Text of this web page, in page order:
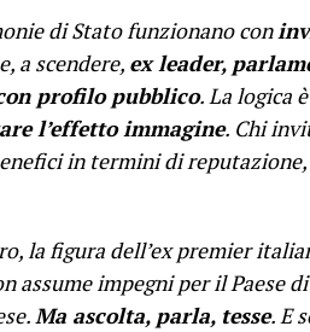
di Stato funzionano con
a scendere, ex leader,
profilo pubblico. La logica
l’effetto immagine. Chi
in termini di
la figura dell’ex premier
assume impegni per il Paese
Ma ascolta, parla, tesse. E